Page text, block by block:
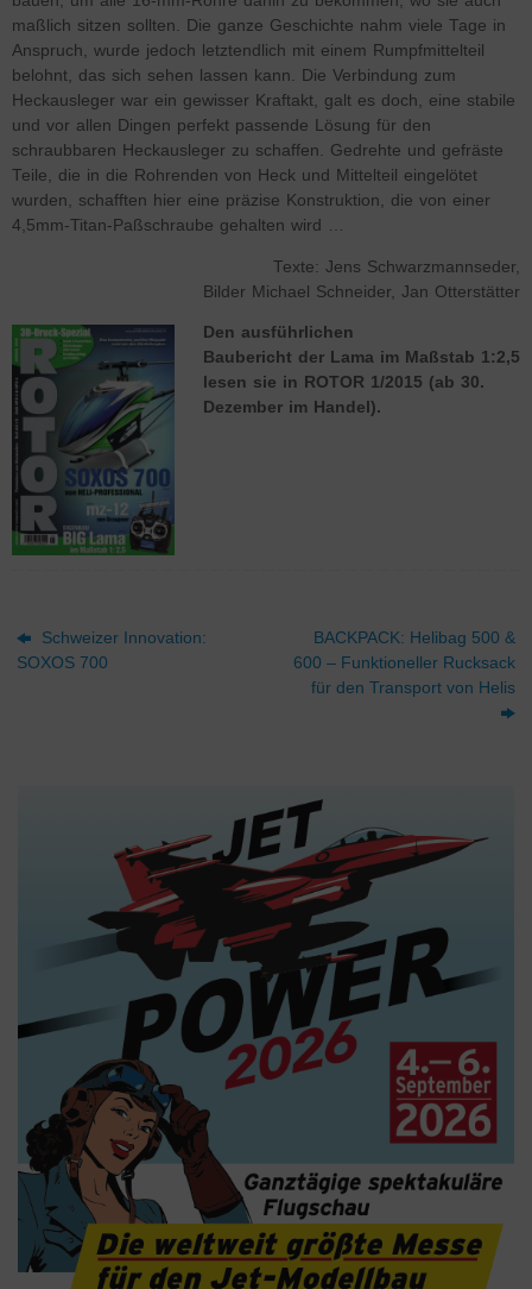
maßlich sitzen sollten. Die ganze Geschichte nahm viele Tage in
Anspruch, wurde jedoch letztendlich mit einem Rumpfmittelteil
belohnt, das sich sehen lassen kann. Die Verbindung zum
Heckausleger war ein gewisser Kraftakt, galt es doch, eine stabile
und vor allen Dingen perfekt passende Lösung für den
schraubbaren Heckausleger zu schaffen. Gedrehte und gefräste
Teile, die in die Rohrenden von Heck und Mittelteil eingelötet
wurden, schafften hier eine präzise Konstruktion, die von einer
4,5mm-Titan-Paßschraube gehalten wird …
Texte: Jens Schwarzmannseder,
Bilder Michael Schneider, Jan Otterstätter
Den ausführlichen
Baubericht der Lama im Maßstab 1:2,5
lesen sie in ROTOR 1/2015 (ab 30.
Dezember im Handel).
Schweizer Innovation:
SOXOS 700
BACKPACK: Helibag 500 &
600 – Funktioneller Rucksack
für den Transport von Helis